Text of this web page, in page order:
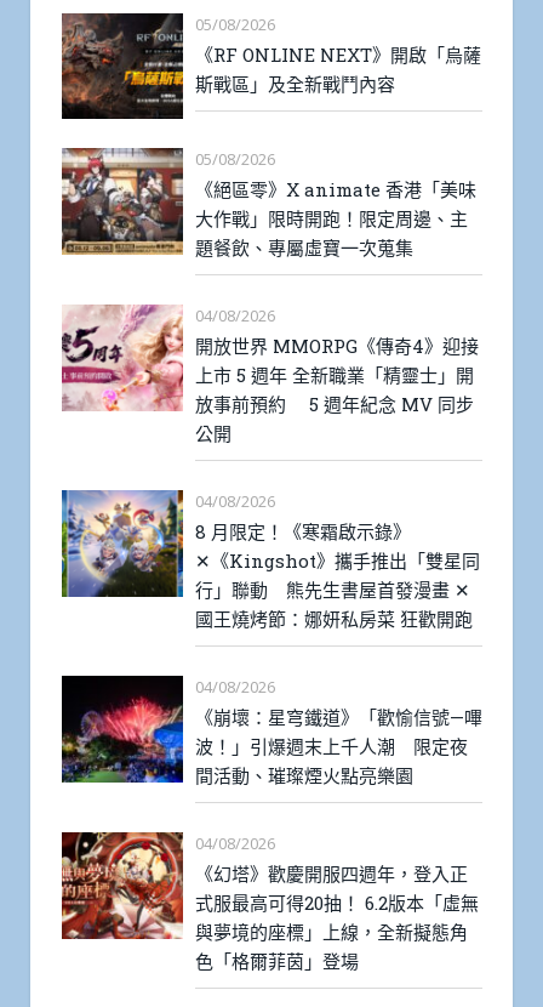
05/08/2026
《RF ONLINE NEXT》開啟「烏薩
斯戰區」及全新戰鬥內容
05/08/2026
《絕區零》X animate 香港「美味
大作戰」限時開跑！限定周邊、主
題餐飲、專屬虛寶一次蒐集
04/08/2026
開放世界 MMORPG《傳奇4》迎接
上市 5 週年 全新職業「精靈士」開
放事前預約 5 週年紀念 MV 同步
公開
04/08/2026
8 月限定！《寒霜啟示錄》
✕《Kingshot》攜手推出「雙星同
行」聯動 熊先生書屋首發漫畫 ✕
國王燒烤節：娜妍私房菜 狂歡開跑
04/08/2026
《崩壞：星穹鐵道》「歡愉信號—嗶
波！」引爆週末上千人潮 限定夜
間活動、璀璨煙火點亮樂園
04/08/2026
《幻塔》歡慶開服四週年，登入正
式服最高可得20抽！ 6.2版本「虛無
與夢境的座標」上線，全新擬態角
色「格爾菲茵」登場